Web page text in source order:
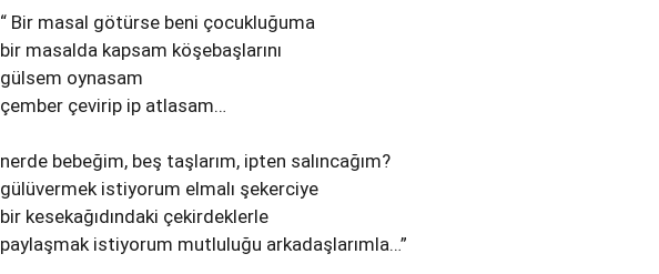
“ Bir masal götürse beni çocukluğuma
bir masalda kapsam köşebaşlarını
gülsem oynasam
çember çevirip ip atlasam…
nerde bebeğim, beş taşlarım, ipten salıncağım?
gülüvermek istiyorum elmalı şekerciye
bir kesekağıdındaki çekirdeklerle
paylaşmak istiyorum mutluluğu arkadaşlarımla…”